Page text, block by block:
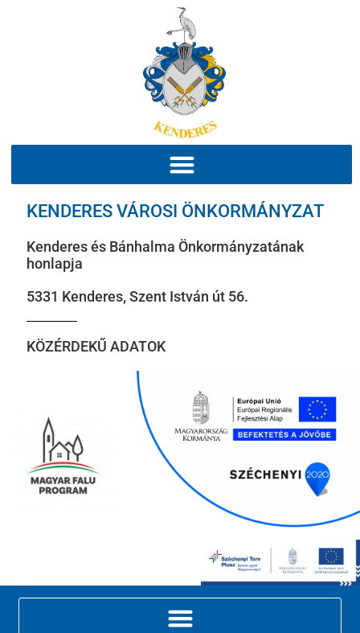
KENDERES VÁROSI ÖNKORMÁNYZAT
Kenderes és Bánhalma Önkormányzatának
honlapja
5331 Kenderes, Szent István út 56.
KÖZÉRDEKŰ ADATOK